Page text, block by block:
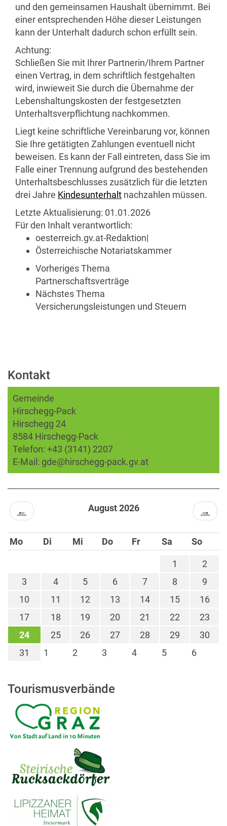
und den gemeinsamen Haushalt übernimmt. Bei
einer entsprechenden Höhe dieser Leistungen
kann der Unterhalt dadurch schon erfüllt sein.
Achtung:
Schließen Sie mit Ihrer Partnerin/Ihrem Partner
einen Vertrag, in dem schriftlich festgehalten
wird, inwieweit Sie durch die Übernahme der
Lebenshaltungskosten der festgesetzten
Unterhaltsverpflichtung nachkommen.
Liegt keine schriftliche Vereinbarung vor, können
Sie Ihre getätigten Zahlungen eventuell nicht
beweisen. Es kann der Fall eintreten, dass Sie im
Falle einer Trennung aufgrund des bestehenden
Unterhaltsbeschlusses zusätzlich für die letzten
drei Jahre Kindesunterhalt nachzahlen müssen.
Letzte Aktualisierung: 01.01.2026
Für den Inhalt verantwortlich:
oesterreich.gv.at-Redaktion|
Österreichische Notariatskammer
Vorheriges Thema
Partnerschaftsverträge
Nächstes Thema
Versicherungsleistungen und Steuern
Kontakt
Gemeinde
Hirschegg-Pack
Hirschegg 24
8584 Hirschegg-Pack
Telefon: +43 (3141) 2207
E-Mail: gde@hirschegg-pack.gv.at
← August 2026 →
Mo Di Mi Do Fr Sa So
1
2
3
4 5 6 7 8
9
10
11 12 13 14 15
16
17
18 19 20 21 22
23
24
25 26 27 28 29
30
31
1 2 3 4 5 6
Tourismusverbände